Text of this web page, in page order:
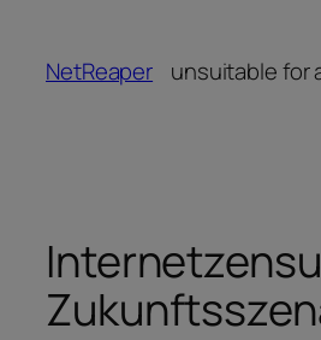
springen
NetReaper unsuitable for